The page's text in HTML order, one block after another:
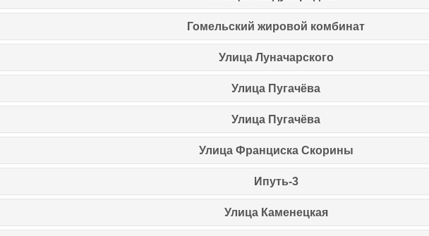
Гомельский жировой комбинат
Улица Луначарского
Улица Пугачёва
Улица Пугачёва
Улица Франциска Скорины
Ипуть-3
Улица Каменецкая